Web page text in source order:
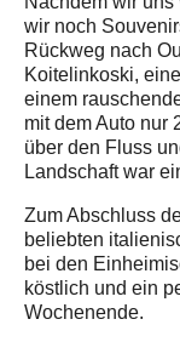
wir noch
Rückweg nach
Koitelinkoski,
einem
mit dem Auto nur
über den Fluss
Landschaft war
Zum Abschluss
beliebten
bei den
köstlich und ein
Wochenende.